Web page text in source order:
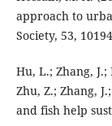
approach to
Society, 53,
Hu, L.; Zhang, J.;
Zhu, Z.; Zhang,
and fish help